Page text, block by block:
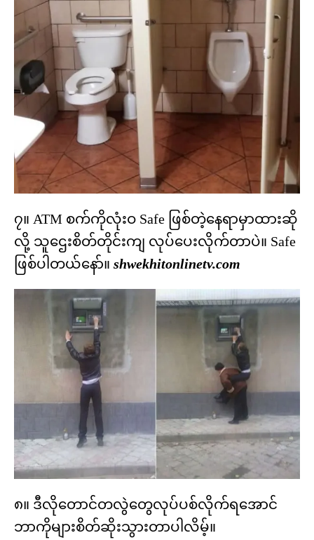
၇။ ATM စက်ကိုလုံးဝ Safe ဖြစ်တဲ့နေရာမှာထားဆို
လို့ သူဌေးစိတ်တိုင်းကျ လုပ်ပေးလိုက်တာပဲ။ Safe
ဖြစ်ပါတယ်နော်။ shwekhitonlinetv.com
၈။ ဒီလိုတောင်တလွဲတွေလုပ်ပစ်လိုက်ရအောင်
ဘာကိုများစိတ်ဆိုးသွားတာပါလိမ့်။